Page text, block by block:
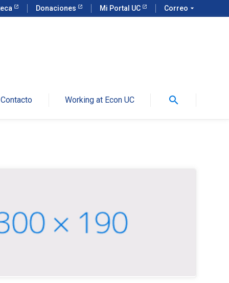
Donaciones Mi Portal UC Correo arrow_drop_down
Contacto Working at Econ UC search